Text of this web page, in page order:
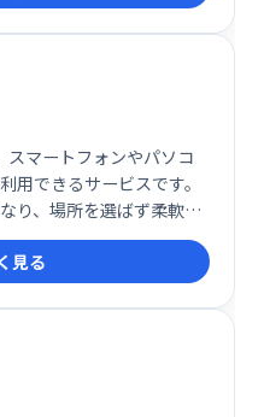
マートフォンやパソコ
用できるサービスです。
り、場所を選ばず柔軟に
ネスフォンシステムと連
です。
見る